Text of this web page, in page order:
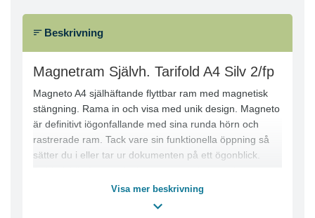
Beskrivning
Magnetram Självh. Tarifold A4 Silv 2/fp
Magneto A4 själhäftande flyttbar ram med magnetisk
stängning. Rama in och visa med unik design. Magneto
är definitivt iögonfallande med sina runda hörn och
rastrerade ram. Tack vare sin funktionella öppning så
sätter du i eller tar ur dokumenten på ett ögonblick.
baktryckta ramar. Idealisk för att förbättra skyltar,
instruktioner, öppettider, kampanjerbjudanden, priser,
Visa mer beskrivning